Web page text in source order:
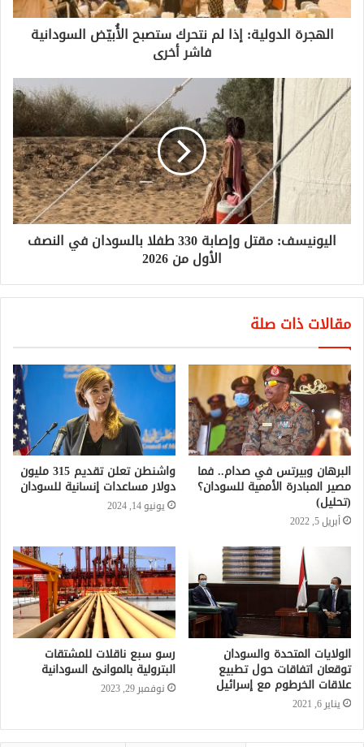
الهجرة الدولية: إذا لم نتحرك ستصبح الأُبيّض السودانية
فاشر أخرى
اليونيسف: مقتل وإصابة 330 طفلا بالسودان في النصف
الأول من 2026
مقالات ذات صلة
البرهان وبيرتس في صدام.. فما
مصير المبادرة الأممية للسودان؟
(تحليل)
أبريل 5, 2022
واشنطن تعلن تقديم 315 مليون
دولار مساعدات إنسانية للسودان
يونيو 14, 2024
الولايات المتحدة والسودان
توقعان اتفاقات حول تطبيع
علاقات الخرطوم مع إسرائيل
يناير 6, 2021
رسو سبع ناقلات للمشتقات
البترولية بالموانئ السودانية
نوفمبر 29, 2023